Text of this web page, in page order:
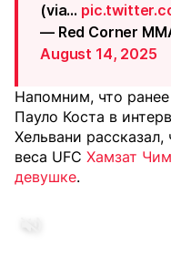
(via…
— Red Corner
August 14, 2025
Напомним, что
Пауло Коста в
Хельвани рассказал,
веса UFC Хамзат
девушке.